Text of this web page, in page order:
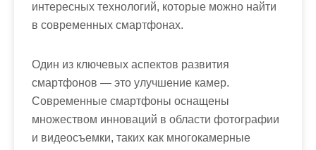
интересных технологий, которые можно найти
в современных смартфонах.
Один из ключевых аспектов развития
смартфонов — это улучшение камер.
Современные смартфоны оснащены
множеством инноваций в области фотографии
и видеосъемки, таких как многокамерные